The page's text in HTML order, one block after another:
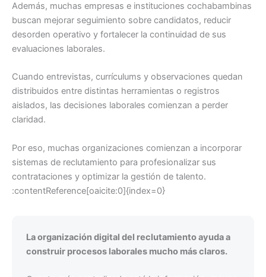
Además, muchas empresas e instituciones cochabambinas
buscan mejorar seguimiento sobre candidatos, reducir
desorden operativo y fortalecer la continuidad de sus
evaluaciones laborales.
Cuando entrevistas, currículums y observaciones quedan
distribuidos entre distintas herramientas o registros
aislados, las decisiones laborales comienzan a perder
claridad.
Por eso, muchas organizaciones comienzan a incorporar
sistemas de reclutamiento para profesionalizar sus
contrataciones y optimizar la gestión de talento.
:contentReference[oaicite:0]{index=0}
La organización digital del reclutamiento ayuda a
construir procesos laborales mucho más claros.